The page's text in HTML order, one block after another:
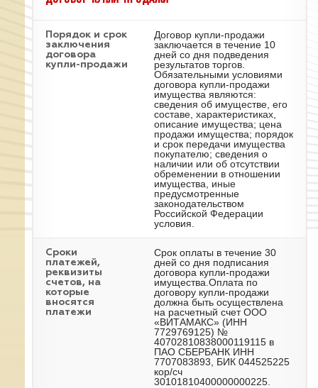
Порядок и срок
заключения
договора
купли-продажи
Договор купли-продажи
заключается в течение 10
дней со дня подведения
результатов торгов.
Обязательными условиями
договора купли-продажи
имущества являются:
сведения об имуществе, его
составе, характеристиках,
описание имущества; цена
продажи имущества; порядок
и срок передачи имущества
покупателю; сведения о
наличии или об отсутствии
обременении в отношении
имущества, иные
предусмотренные
законодательством
Российской Федерации
условия.
Сроки
платежей,
реквизиты
счетов, на
которые
вносятся
платежи
Срок оплаты в течение 30
дней со дня подписания
договора купли-продажи
имущества.Оплата по
договору купли-продажи
должна быть осуществлена
на расчетный счет ООО
«ВИТАМАКС» (ИНН
7729769125) №
40702810838000119115 в
ПАО СБЕРБАНК ИНН
7707083893, БИК 044525225
кор/сч
30101810400000000225.